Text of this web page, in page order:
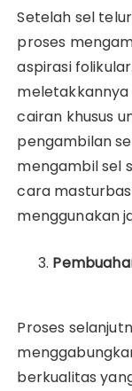
Setelah sel
proses
aspirasi
meletakkannya
cairan khusus
pengambilan
mengambil sel
cara
menggunakan
Proses
berkualitas